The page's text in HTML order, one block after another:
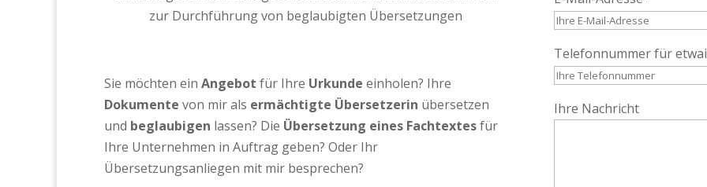
zur Durchführung von beglaubigten Übersetzungen
Sie möchten ein Angebot für Ihre Urkunde einholen? Ihre
Dokumente von mir als ermächtigte Übersetzerin übersetzen
und beglaubigen lassen? Die Übersetzung eines Fachtextesfür
Ihre Unternehmen in Auftrag geben? Oder Ihr
Übersetzungsanliegen mit mir besprechen?
Telefonnummer für
Ihre Nachricht